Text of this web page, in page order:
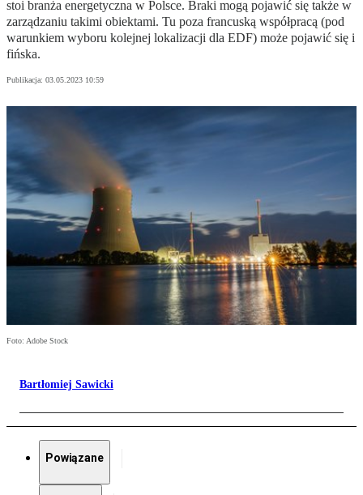
stoi branża energetyczna w Polsce. Braki mogą pojawić się także w
zarządzaniu takimi obiektami. Tu poza francuską współpracą (pod
warunkiem wyboru kolejnej lokalizacji dla EDF) może pojawić się i
fińska.
Publikacja: 03.05.2023 10:59
Foto: Adobe Stock
Bartłomiej Sawicki
Powiązane